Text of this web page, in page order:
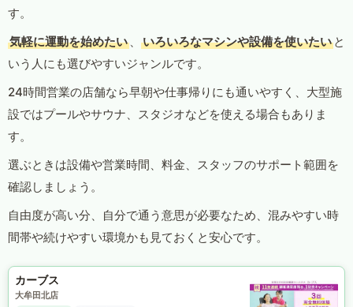
す。
気軽に運動を始めたい 、 いろいろなマシンや設備を使いたい と
いう人にも選びやすいジャンルです。
24時間営業の店舗なら早朝や仕事帰りにも通いやすく、大型施
設ではプールやサウナ、スタジオなどを使える場合もありま
す。
選ぶときは設備や営業時間、料金、スタッフのサポート範囲を
確認しましょう。
自由度が高い分、自分で通う意思が必要なため、混みやすい時
間帯や続けやすい環境かも見ておくと安心です。
カーブス
大牟田北店